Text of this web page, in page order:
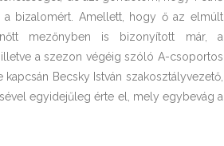
bizalomért. Amellett, hogy ő az elmúlt
mezőnyben is bizonyított már, a
a szezon végéig szóló A-csoportos
Becsky István szakosztályvezető,
egyidejűleg érte el, mely egybevág a